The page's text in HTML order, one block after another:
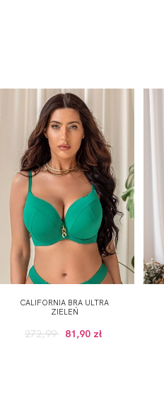
CALIFORNIA BRA ULTRA
ZIELEŃ
272,99 81,90 zł